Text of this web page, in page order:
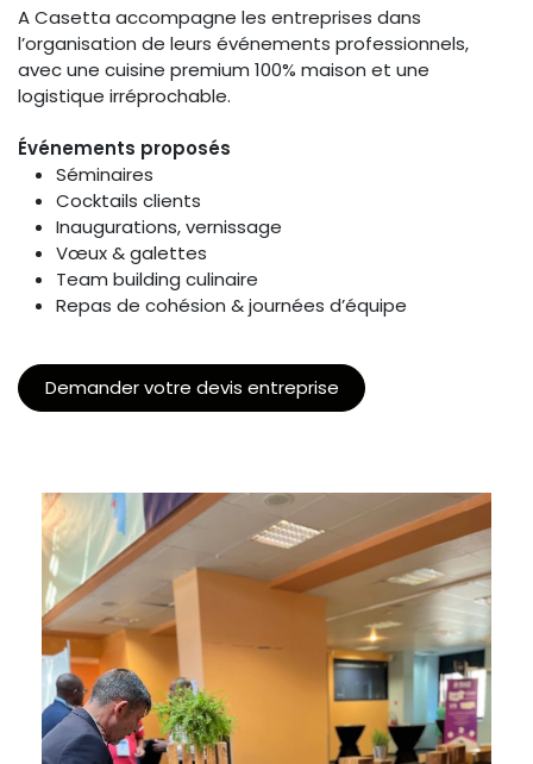
A Casetta accompagne les entreprises dans
l’organisation de leurs événements professionnels,
avec une cuisine premium 100% maison et une
logistique irréprochable.
Événements proposés
Séminaires
Cocktails clients
Inaugurations, vernissage
Vœux & galettes
Team building culinaire
Repas de cohésion & journées d’équipe
Demander votre devis entreprise